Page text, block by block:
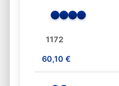
1172
60,10 €